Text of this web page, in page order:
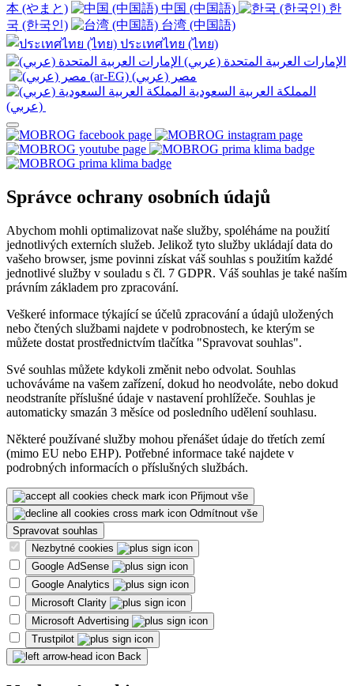
本 (やまと)
中国 (中国語)
한
국 (한국인)
台湾 (中国語)
ประเทศไทย (ไทย)
Správce ochrany osobních údajů
Abychom mohli optimalizovat naše služby, spoléháme na použití
jednotlivých externích služeb. Jelikož tyto služby ukládají data do
vašeho browser, jsme povinni získat váš souhlas s použitím každé
jednotlivé služby v souladu s čl. 7 GDPR. Váš souhlas je také naším
právním základem pro zpracování.
Veškeré informace týkající se účelů zpracování a údajů uložených
nebo čtených službami najdete v podrobnostech, ke kterým se
můžete dostat prostřednictvím tlačítka "Spravovat souhlas".
Své souhlas můžete kdykoli změnit nebo odvolat. Souhlas
uchováváme na vašem zařízení, dokud ho neodvoláte, nebo dokud
neodstraníte příslušné údaje v nastavení prohlížeče. Souhlas je
automaticky smazán 3 měsíce od posledního udělení souhlasu.
Některé používané služby mohou přenášet údaje do třetích zemí
(mimo EU nebo EHP). Potřebné informace také najdete v
podrobných informacích o příslušných službách.
Přijmout vše
Odmítnout vše
Spravovat souhlas
Nezbytné cookies
Google AdSense
Google Analytics
Microsoft Clarity
Microsoft Advertising
Trustpilot
Back